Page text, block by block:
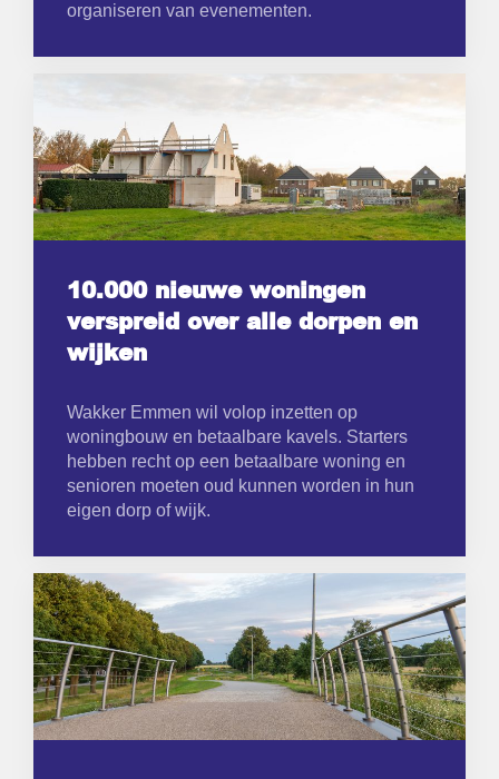
organiseren van evenementen.
10.000 nieuwe woningen
verspreid over alle dorpen en
wijken
Wakker Emmen wil volop inzetten op
woningbouw en betaalbare kavels. Starters
hebben recht op een betaalbare woning en
senioren moeten oud kunnen worden in hun
eigen dorp of wijk.